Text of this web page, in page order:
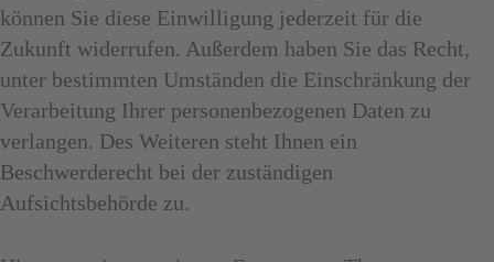
können Sie diese Einwilligung jederzeit für die
Zukunft widerrufen. Außerdem haben Sie das Recht,
unter bestimmten Umständen die Einschränkung der
Verarbeitung Ihrer personenbezogenen Daten zu
verlangen. Des Weiteren steht Ihnen ein
Beschwerderecht bei der zuständigen
Aufsichtsbehörde zu.